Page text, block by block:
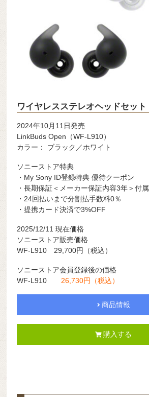
ワイヤレスステレオヘッドセット
2024年10月11日発売
LinkBuds Open（WF-L910）
カラー： ブラック／ホワイト
ソニーストア特典
・My Sony ID登録特典 優待クーポン
・長期保証＜メーカー保証内容3年＞付属
・24回払いまで分割払手数料0％
・提携カード決済で3%OFF
2025/12/11 現在価格
ソニーストア販売価格
WF-L910 29,700円（税込）
ソニーストア会員登録後の価格
WF-L910 26,730円（税込）
商品情報
購入する